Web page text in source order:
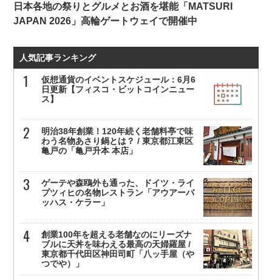
日本各地の祭りとグルメとお酒を堪能「MATSURI
JAPAN 2026」高輪ゲートウェイで開催中
人気記事ランキング
仮想通貨のイベントスケジュール：6月6
日更新【フィスコ・ビットコインニュー
ス】
明治38年創業！120年続く老舗料亭で味
わう名物あさり鍋とは？ / 東京都江東区
亀戸の「亀戸升本 本店」
ゲーテや森鴎外も通った、ドイツ・ライ
プツィヒの名物レストラン「アウアーバ
ッハス・ケラー」
創業100年を超える老舗なのにリーズナ
ブルに天丼を味わえる最高の天婦羅屋 /
東京都千代田区神田司町「八ッ手屋（や
つでや）」